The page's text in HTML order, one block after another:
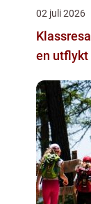
02 juli 2026
Klassresa mer än bara
en utflykt